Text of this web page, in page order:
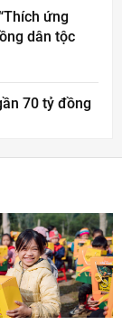
ứng
dân tộc
70 tỷ đồng